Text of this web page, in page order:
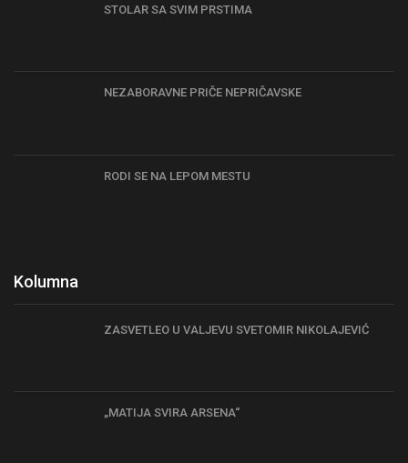
STOLAR SA SVIM PRSTIMA
NEZABORAVNE PRIČE NEPRIČAVSKE
RODI SE NA LEPOM MESTU
Kolumna
ZASVETLEO U VALJEVU SVETOMIR NIKOLAJEVIĆ
„MATIJA SVIRA ARSENA“